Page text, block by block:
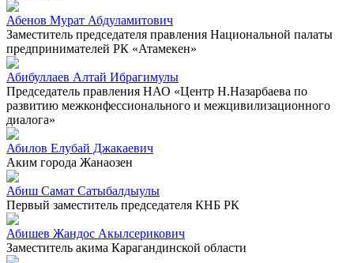
Абенов Мурат Абдуламитович
Заместитель председателя правления Национальной палаты
предпринимателей РК «Атамекен»
Абибуллаев Алтай Ибрагимулы
Председатель правления НАО «Центр Н.Назарбаева по
развитию межконфессионального и межцивилизационного
диалога»
Абилов Елубай Джакаевич
Аким города Жанаозен
Абиш Самат Сатыбалдыулы
Первый заместитель председателя КНБ РК
Абишев Жандос Акылсерикович
Заместитель акима Карагандинской области